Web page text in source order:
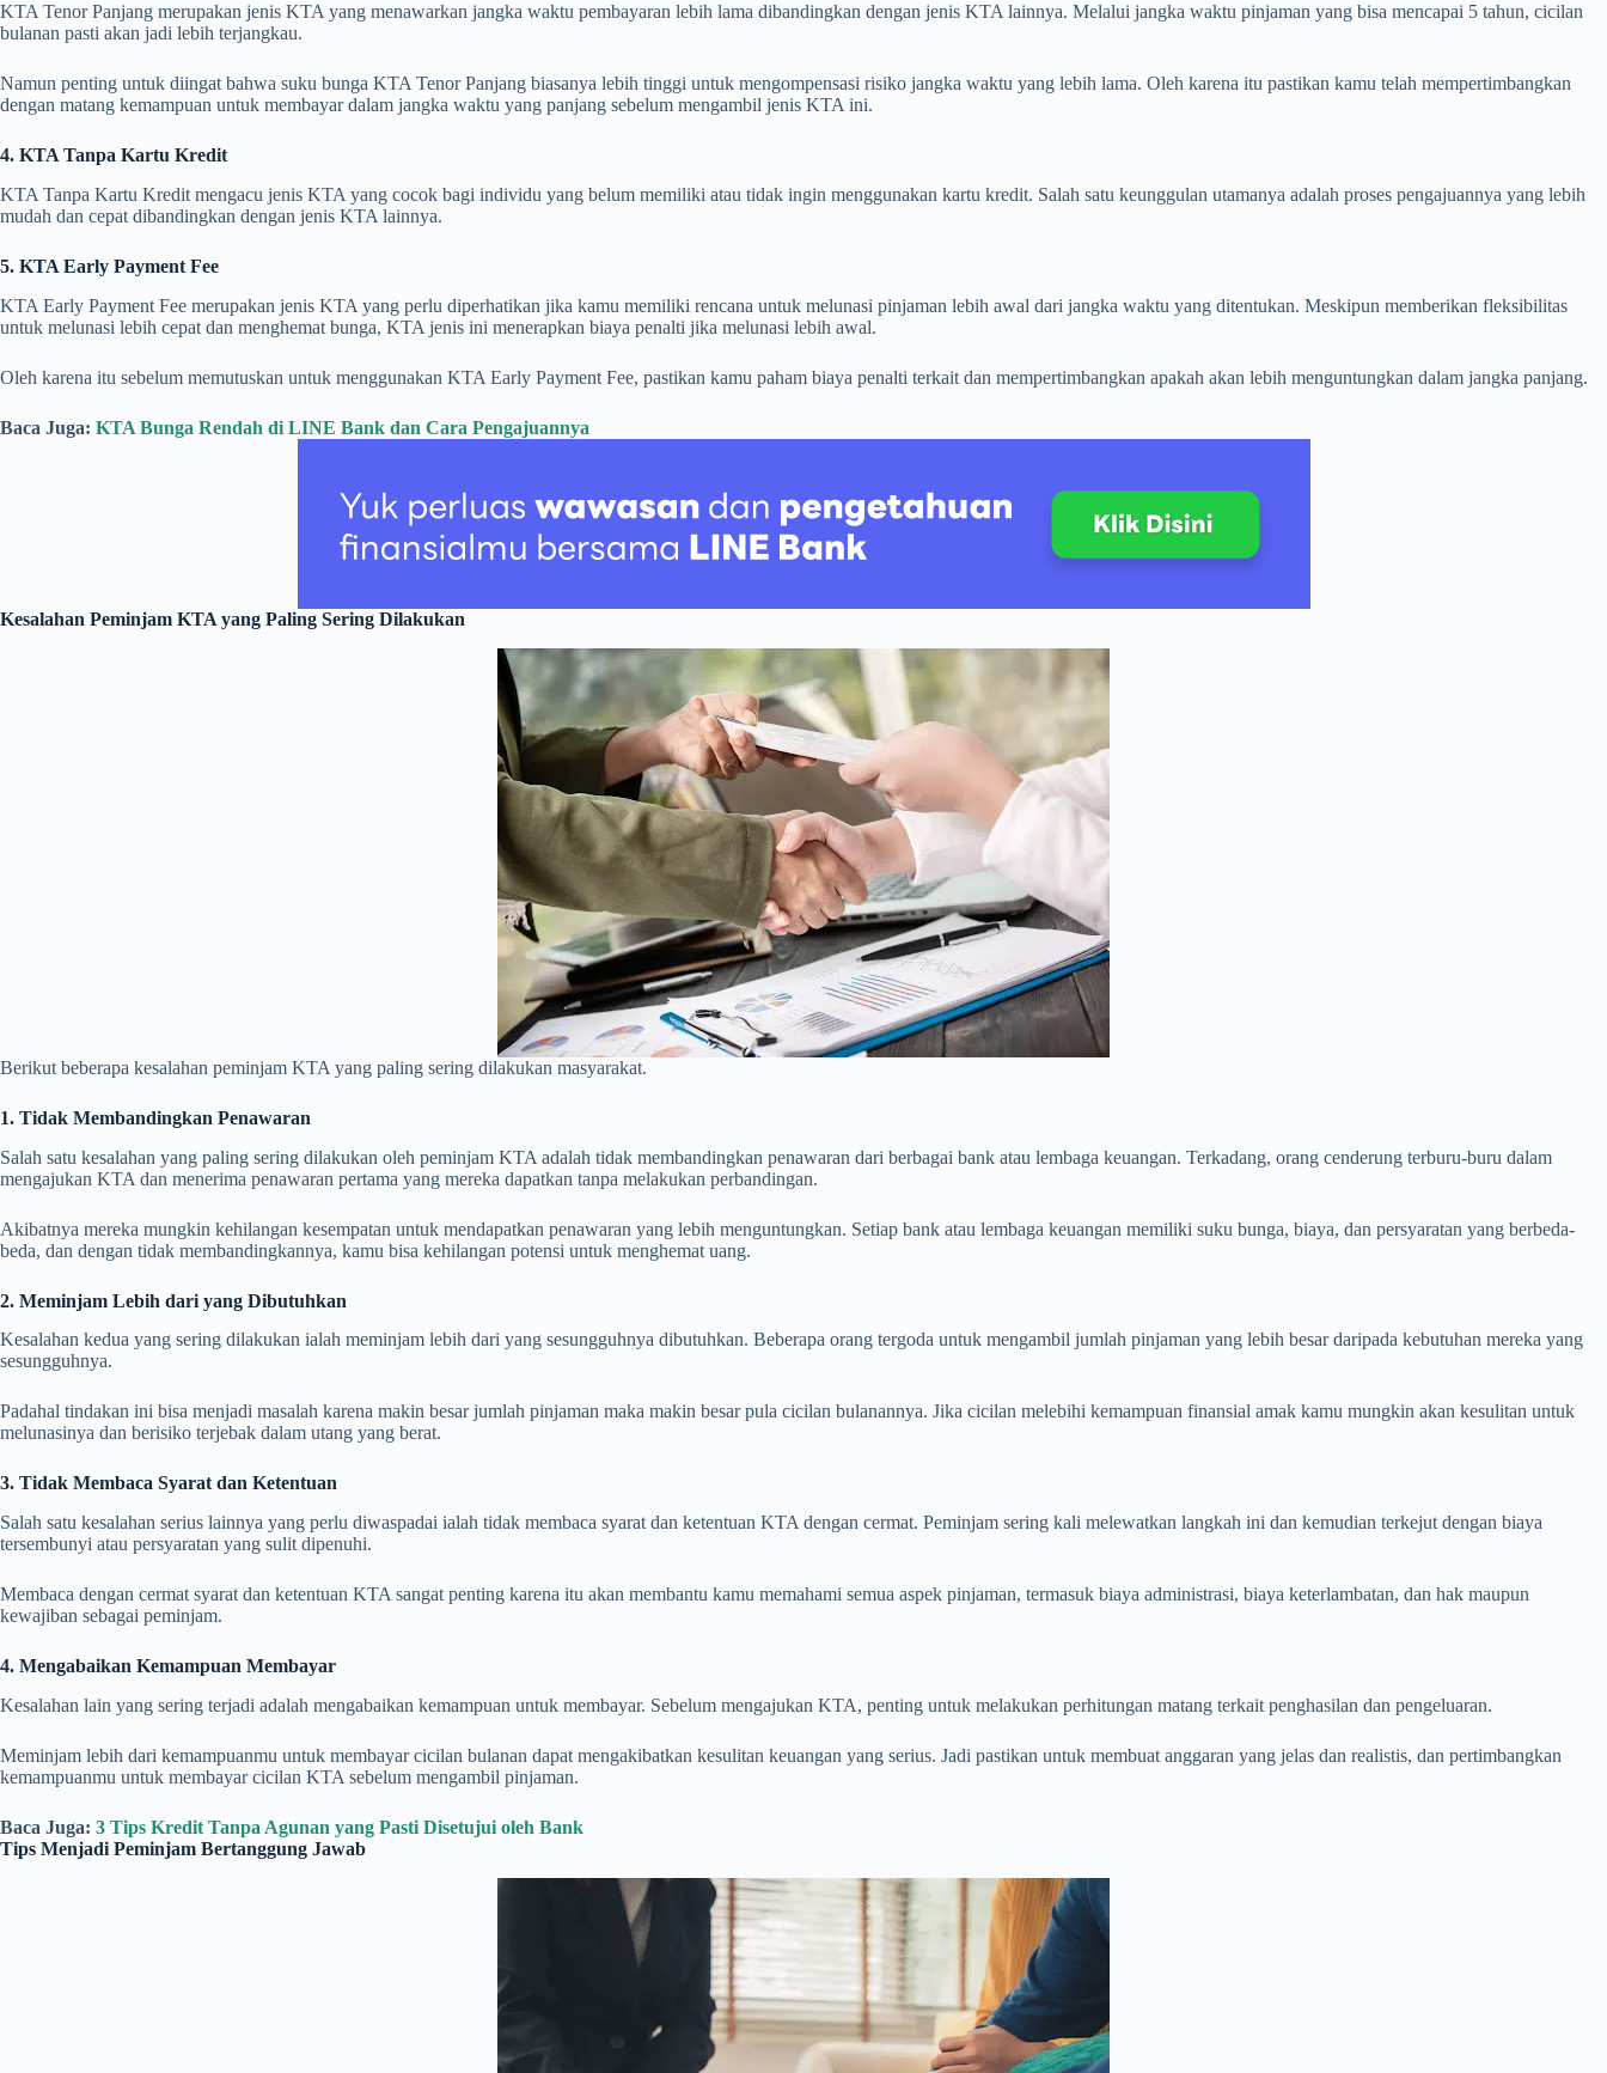
KTA Tenor Panjang merupakan jenis KTA yang menawarkan jangka waktu pembayaran lebih lama dibandingkan dengan jenis KTA lainnya. Melalui jangka waktu pinjaman yang bisa mencapai 5 tahun, cicilan
bulanan pasti akan jadi lebih terjangkau.
Namun penting untuk diingat bahwa suku bunga KTA Tenor Panjang biasanya lebih tinggi untuk mengompensasi risiko jangka waktu yang lebih lama. Oleh karena itu pastikan kamu telah mempertimbangkan
dengan matang kemampuan untuk membayar dalam jangka waktu yang panjang sebelum mengambil jenis KTA ini.
4. KTA Tanpa Kartu Kredit
KTA Tanpa Kartu Kredit mengacu jenis KTA yang cocok bagi individu yang belum memiliki atau tidak ingin menggunakan kartu kredit. Salah satu keunggulan utamanya adalah proses pengajuannya yang lebih
mudah dan cepat dibandingkan dengan jenis KTA lainnya.
5. KTA Early Payment Fee
KTA Early Payment Fee merupakan jenis KTA yang perlu diperhatikan jika kamu memiliki rencana untuk melunasi pinjaman lebih awal dari jangka waktu yang ditentukan. Meskipun memberikan fleksibilitas
untuk melunasi lebih cepat dan menghemat bunga, KTA jenis ini menerapkan biaya penalti jika melunasi lebih awal.
Oleh karena itu sebelum memutuskan untuk menggunakan KTA Early Payment Fee, pastikan kamu paham biaya penalti terkait dan mempertimbangkan apakah akan lebih menguntungkan dalam jangka panjang.
Baca Juga: KTA Bunga Rendah di LINE Bank dan Cara Pengajuannya
Kesalahan Peminjam KTA yang Paling Sering Dilakukan
Berikut beberapa kesalahan peminjam KTA yang paling sering dilakukan masyarakat.
1. Tidak Membandingkan Penawaran
Salah satu kesalahan yang paling sering dilakukan oleh peminjam KTA adalah tidak membandingkan penawaran dari berbagai bank atau lembaga keuangan. Terkadang, orang cenderung terburu-buru dalam
mengajukan KTA dan menerima penawaran pertama yang mereka dapatkan tanpa melakukan perbandingan.
Akibatnya mereka mungkin kehilangan kesempatan untuk mendapatkan penawaran yang lebih menguntungkan. Setiap bank atau lembaga keuangan memiliki suku bunga, biaya, dan persyaratan yang berbeda-
beda, dan dengan tidak membandingkannya, kamu bisa kehilangan potensi untuk menghemat uang.
2. Meminjam Lebih dari yang Dibutuhkan
Kesalahan kedua yang sering dilakukan ialah meminjam lebih dari yang sesungguhnya dibutuhkan. Beberapa orang tergoda untuk mengambil jumlah pinjaman yang lebih besar daripada kebutuhan mereka yang
sesungguhnya.
Padahal tindakan ini bisa menjadi masalah karena makin besar jumlah pinjaman maka makin besar pula cicilan bulanannya. Jika cicilan melebihi kemampuan finansial amak kamu mungkin akan kesulitan untuk
melunasinya dan berisiko terjebak dalam utang yang berat.
3. Tidak Membaca Syarat dan Ketentuan
Salah satu kesalahan serius lainnya yang perlu diwaspadai ialah tidak membaca syarat dan ketentuan KTA dengan cermat. Peminjam sering kali melewatkan langkah ini dan kemudian terkejut dengan biaya
tersembunyi atau persyaratan yang sulit dipenuhi.
Membaca dengan cermat syarat dan ketentuan KTA sangat penting karena itu akan membantu kamu memahami semua aspek pinjaman, termasuk biaya administrasi, biaya keterlambatan, dan hak maupun
kewajiban sebagai peminjam.
4. Mengabaikan Kemampuan Membayar
Kesalahan lain yang sering terjadi adalah mengabaikan kemampuan untuk membayar. Sebelum mengajukan KTA, penting untuk melakukan perhitungan matang terkait penghasilan dan pengeluaran.
Meminjam lebih dari kemampuanmu untuk membayar cicilan bulanan dapat mengakibatkan kesulitan keuangan yang serius. Jadi pastikan untuk membuat anggaran yang jelas dan realistis, dan pertimbangkan
kemampuanmu untuk membayar cicilan KTA sebelum mengambil pinjaman.
Baca Juga: 3 Tips Kredit Tanpa Agunan yang Pasti Disetujui oleh Bank
Tips Menjadi Peminjam Bertanggung Jawab